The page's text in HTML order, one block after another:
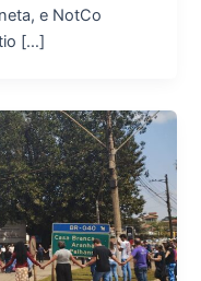
e NotCo
[…]